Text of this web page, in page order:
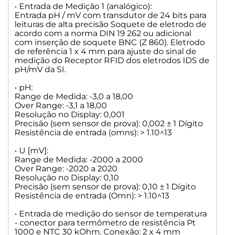
• Range [microA]: 100
Resolução no Display: 0,1
Precisão (sem sensor de prova): -5/+3 microA ± 1 Dígito
• Range [microA]: 50
Resolução no Display: 0,1
Precisão (sem sensor de prova): ± 3 microA ± 1 Dígito
• Range [microA]: 10
Resolução no Display: 0,1
Precisão (sem sensor de prova): ± 1 microA ± 1 Dígito
• Range [microA]: 5
Resolução no Display: 0,1
Precisão (sem sensor de prova): ± 0,2 microA ± 1 Dígito
• Entrada de Medição 2 (IDS): Conector de entrada de
medição para sensores digitais inteligentes.
• pH
Range de medida: Depende do tipo do sensor
Precisão (sem sensor de prova): Depende do tipo do sensor
• Entrada de Medição 1 (analógico):
Entrada pH / mV com transdutor de 24 bits para
leituras de alta precisão Soquete de eletrodo de
acordo com a norma DIN 19 262 ou adicional
com inserção de soquete BNC (Z 860). Eletrodo
de referência 1 x 4 mm para ajuste do sinal de
medição do Receptor RFID dos eletrodos IDS de
pH/mV da SI.
• pH:
Range de Medida: -3,0 a 18,00
Over Range: -3,1 a 18,00
Resolução no Display: 0,001
Precisão (sem sensor de prova): 0,002 ± 1 Dígito
Resistência de entrada (omns): > 1.10^13
• U [mV]:
Range de Medida: -2000 a 2000
Over Range: -2020 a 2020
Resolução no Display: 0,10
Precisão (sem sensor de prova): 0,10 ± 1 Dígito
Resistência de entrada (Omn): > 1.10^13
• Entrada de medição do sensor de temperatura
- conector para termômetro de resistência Pt
1000 e NTC 30 kOhm. Conexão: 2 x 4 mm